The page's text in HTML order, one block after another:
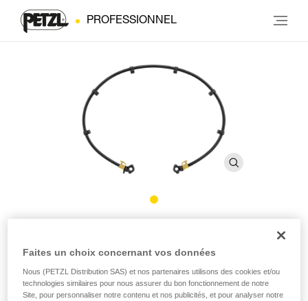
PROFESSIONNEL
Système de fixation pour le kit KNEE ASCENT avec
élastique
Faites un choix concernant vos données
Nous (PETZL Distribution SAS) et nos partenaires utilisons des cookies et/ou
technologies similaires pour nous assurer du bon fonctionnement de notre
Site, pour personnaliser notre contenu et nos publicités, et pour analyser notre